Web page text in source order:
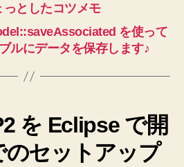
っとしたコツメモ
を使って
ルにデータを保存します♪
を Eclipse で開
のセットアップ